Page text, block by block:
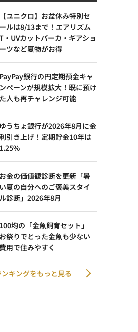
【ユニクロ】お盆休み特別セ
ールは8/13まで！エアリズム
T・UVカットパーカ・ギアショ
ーツなど夏物がお得
PayPay銀行の円定期預金キャ
ンペーンが規模拡大！既に預け
た人も再チャレンジ可能
ゆうちょ銀行が2026年8月に金
利引き上げ！定期貯金10年は
1.25%
お金の価値観診断を更新「暑
い夏の自分へのご褒美スタイ
ル診断」2026年8月
100均の「金魚飼育セット」
お祭りでとった金魚も少ない
費用で住みやすく
ンキングをもっと見る